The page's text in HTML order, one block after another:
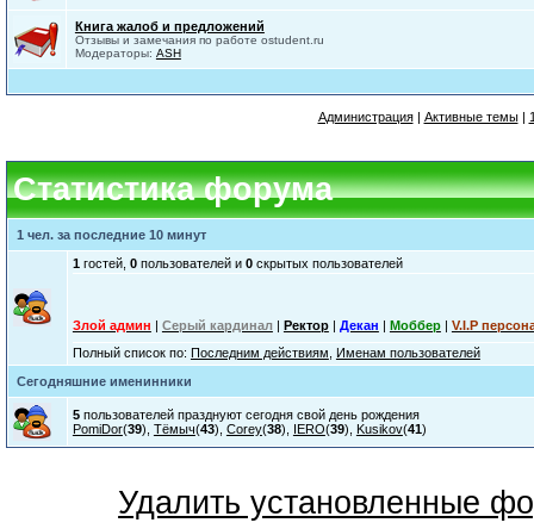
Книга жалоб и предложений
Отзывы и замечания по работе ostudent.ru
Модераторы: ASH
Администрация| Активные темы|
Статистика форума
1 чел. за последние 10 минут
1гостей, 0пользователей и 0скрытых пользователей
Злой админ | Серый кардинал| Ректор| Декан | Моббер| V.I.P
Полный список по: Последним действиям Именам пользователей
Сегодняшние именинники
5пользователей празднуют сегодня свой день рождения
PomiDor(39), Тёмыч(43), Corey(38), IERO(39), Kusikov(41)
Удалить установленные